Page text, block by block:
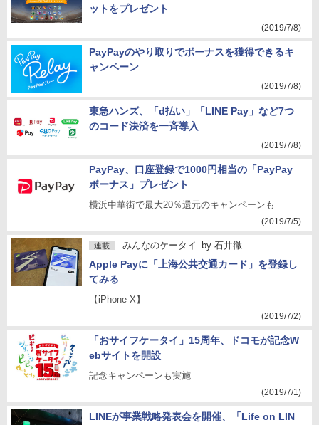
ットをプレゼント
(2019/7/8)
PayPayのやり取りでボーナスを獲得できるキ
ャンペーン
(2019/7/8)
東急ハンズ、「d払い」「LINE Pay」など7つ
のコード決済を一斉導入
(2019/7/8)
PayPay、口座登録で1000円相当の「PayPay
ボーナス」プレゼント
横浜中華街で最大20％還元のキャンペーンも
(2019/7/5)
連載 みんなのケータイ by 石井徹
Apple Payに「上海公共交通カード」を登録し
てみる
【iPhone X】
(2019/7/2)
「おサイフケータイ」15周年、ドコモが記念W
ebサイトを開設
記念キャンペーンも実施
(2019/7/1)
LINEが事業戦略発表会を開催、「Life on LIN